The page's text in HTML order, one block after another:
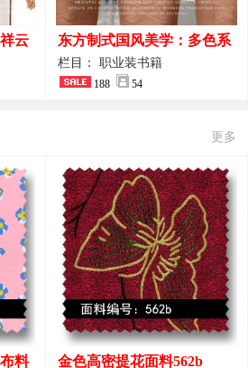
云
学
东方制式国风美学：多色系
新中式前厅管家VIP接待员
工作服合集
栏目： 职业装书籍
188 54
更多
料 金色高密提花面料562b